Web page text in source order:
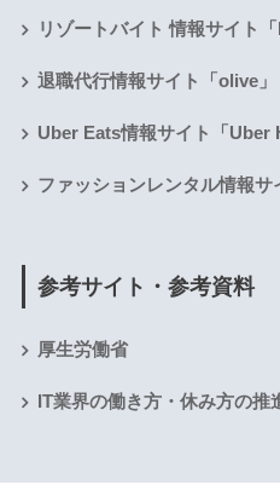
リゾートバイト 情報サイト「
退職代行情報サイト「olive」
Uber Eats情報サイト「Uber
ファッションレンタル情報サ
参考サイト・参考資料
厚生労働省
IT業界の働き方・休み方の推